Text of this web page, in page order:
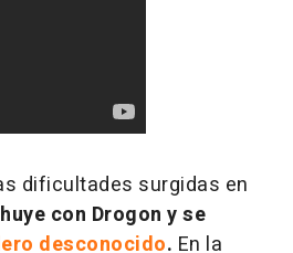
dificultades surgidas en
con Drogon y se
desconocido. En la